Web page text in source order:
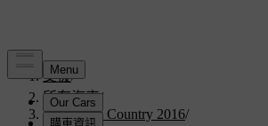
支援/
所有汽車/
V60 Cross Country 2016/